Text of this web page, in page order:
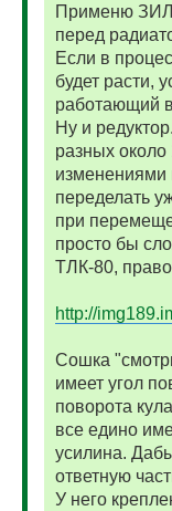
Применю
перед
Если в
будет расти,
работающий
Ну и
разных
изменениями
переделать
при
просто бы
ТЛК-80,
http://
Сошка
имеет угол
поворота
все едино
усилина.
ответную
У него